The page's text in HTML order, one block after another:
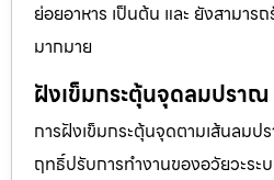
ย่อยอาหาร เป็นต้น และ ยังสามาร
มากมาย
ฝังเข็มกระตุ้นจุดลมปราณ
การฝังเข็มกระตุ้นจุดตามเส้นลมป
ฤทธิ์ปรับการทำงานของอวัยวะระ